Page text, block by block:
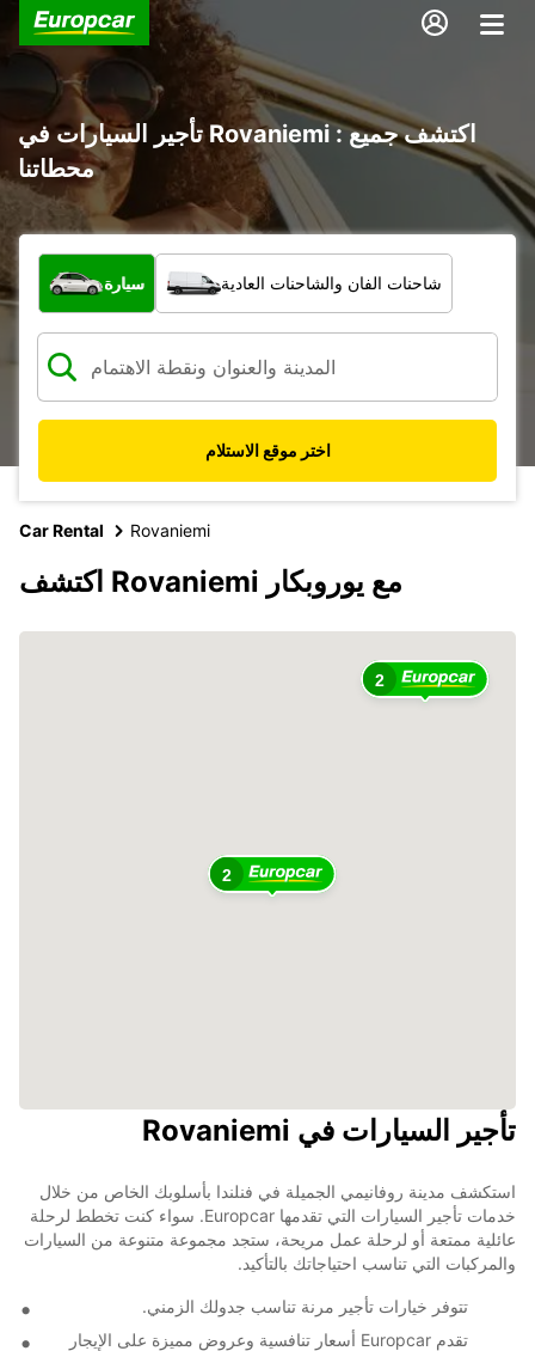
تأجير السيارات في Rovaniemi : اكتشف جميع
محطاتنا
ما نوع المركبة؟
سيارة شاحنات الفان والشاحنات العادية
اختر موقع الاستلام
Car Rental Rovaniemi
اكتشف Rovaniemi مع يوروبكار
2
2
تأجير السيارات في Rovaniemi
استكشف مدينة روفانيمي الجميلة في فنلندا بأسلوبك الخاص من خلال
خدمات تأجير السيارات التي تقدمها Europcar. سواء كنت تخطط لرحلة
عائلية ممتعة أو لرحلة عمل مريحة، ستجد مجموعة متنوعة من السيارات
والمركبات التي تناسب احتياجاتك بالتأكيد.
تتوفر خيارات تأجير مرنة تناسب جدولك الزمني.
تقدم Europcar أسعار تنافسية وعروض مميزة على الإيجار